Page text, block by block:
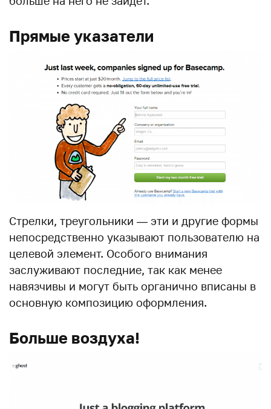
Прямые указатели
Стрелки, треугольники — эти и другие формы
непосредственно указывают пользователю на
целевой элемент. Особого внимания
заслуживают последние, так как менее
навязчивы и могут быть органично вписаны в
основную композицию оформления.
Больше воздуха!